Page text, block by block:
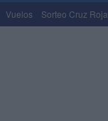
Vuelos Sorteo Cruz Roja